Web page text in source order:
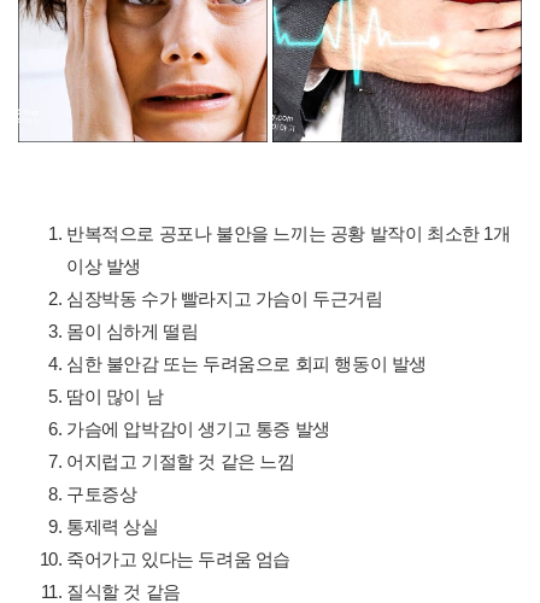
반복적으로 공포나 불안을 느끼는 공황 발작이 최소한 1개
이상 발생
심장박동 수가 빨라지고 가슴이 두근거림
몸이 심하게 떨림
심한 불안감 또는 두려움으로 회피 행동이 발생
땀이 많이 남
가슴에 압박감이 생기고 통증 발생
어지럽고 기절할 것 같은 느낌
구토증상
통제력 상실
죽어가고 있다는 두려움 엄습
질식할 것 같음